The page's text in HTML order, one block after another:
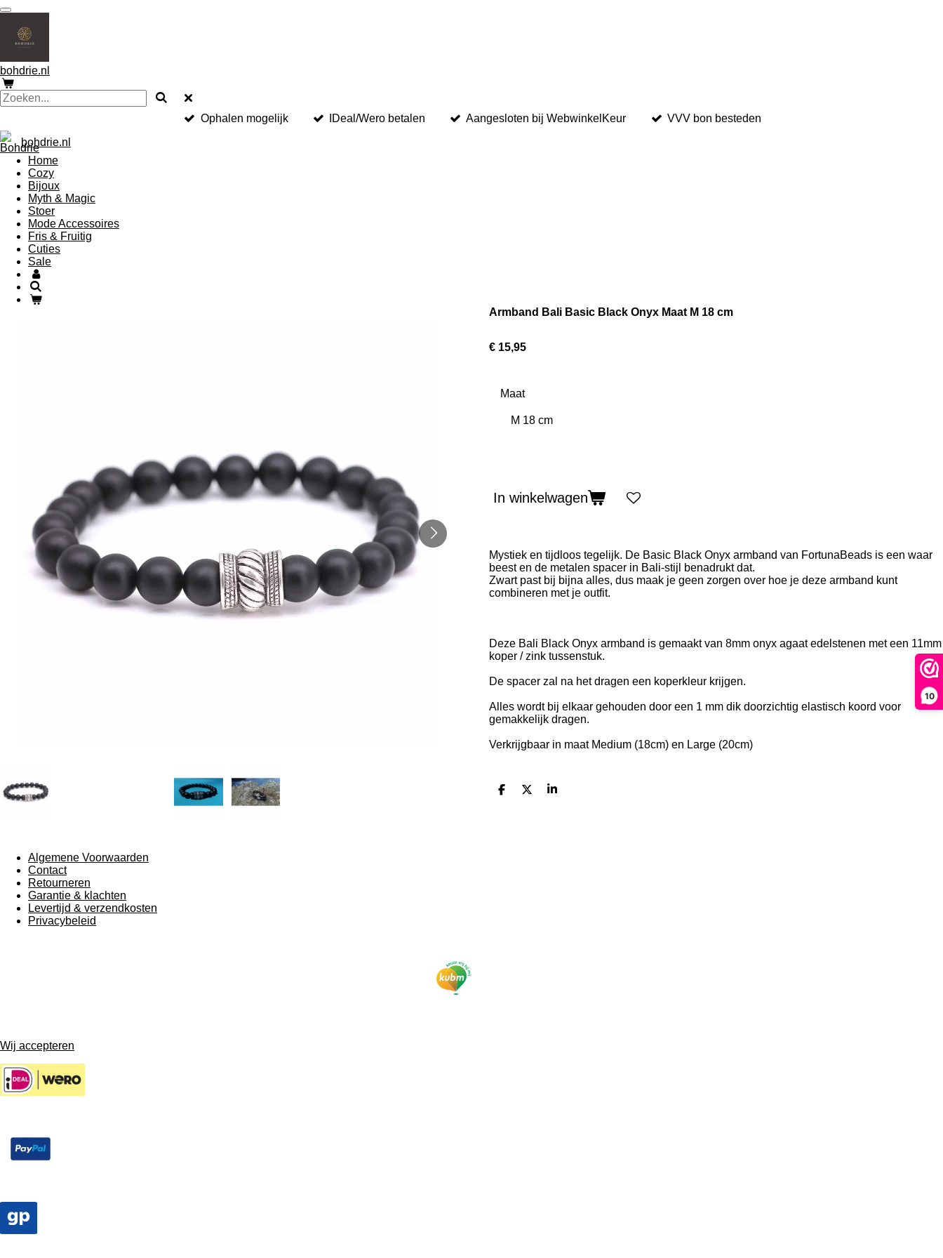
10
Ga
direct
naar
de
hoofdinhoud
bohdrie.nl
Ophalen mogelijk IDeal/Wero betalen Aangesloten bij WebwinkelKeur
VVV bon besteden
bohdrie.nl
Home
Cozy
Bijoux
Myth & Magic
Stoer
Mode Accessoires
Fris & Fruitig
Cuties
Sale
Armband Bali Basic Black Onyx Maat M 18 cm
€ 15,95
Maat
In winkelwagen
Mystiek en tijdloos tegelijk. De Basic Black Onyx armband van FortunaBeads is een waar
beest en de metalen spacer in Bali-stijl benadrukt dat.
Zwart past bij bijna alles, dus maak je geen zorgen over hoe je deze armband kunt
combineren met je outfit.
Deze Bali Black Onyx armband is gemaakt van 8mm onyx agaat edelstenen met een 11mm
koper / zink tussenstuk.
De spacer zal na het dragen een koperkleur krijgen.
Alles wordt bij elkaar gehouden door een 1 mm dik doorzichtig elastisch koord voor
gemakkelijk dragen.
Verkrijgbaar in maat Medium (18cm) en Large (20cm)
D
D
S
Algemene Voorwaarden
Contact
Retourneren
Garantie & klachten
Levertijd & verzendkosten
Privacybeleid
Wij accepteren